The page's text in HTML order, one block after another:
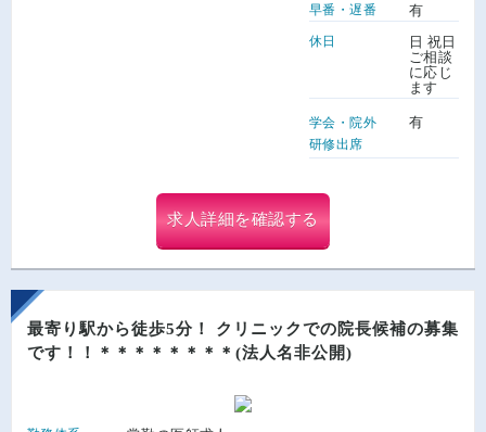
早番・遅番 有
休日
日 祝日
ご相談
に応じ
ます
学会・院外
研修出席
有
求人詳細を確認する
最寄り駅から徒歩5分！ クリニックでの院長候補の募集
です！！＊＊＊＊＊＊＊＊(法人名非公開)